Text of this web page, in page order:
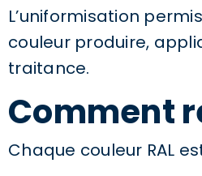
L’uniformisation
couleur produire,
traitance.
Comment
Chaque couleur RAL